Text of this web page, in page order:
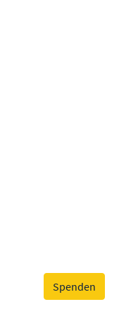
Spenden